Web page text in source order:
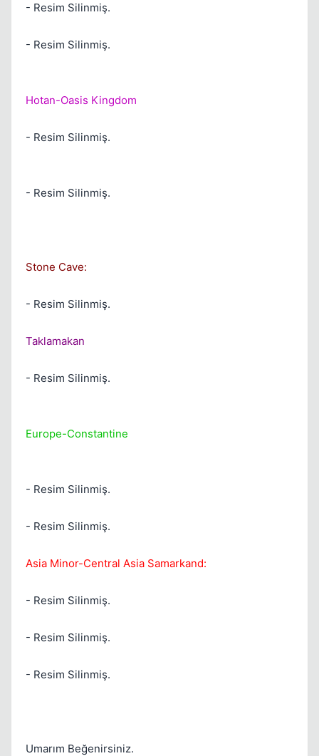
- Resim Silinmiş.
- Resim Silinmiş.
Hotan-Oasis Kingdom
- Resim Silinmiş.
- Resim Silinmiş.
Stone Cave:
- Resim Silinmiş.
Taklamakan
- Resim Silinmiş.
Europe-Constantine
- Resim Silinmiş.
- Resim Silinmiş.
Asia Minor-Central Asia Samarkand:
- Resim Silinmiş.
- Resim Silinmiş.
- Resim Silinmiş.
Umarım Beğenirsiniz.